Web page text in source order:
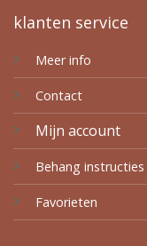
klanten service
Meer info
Contact
Mijn account
Behang instructies
Favorieten